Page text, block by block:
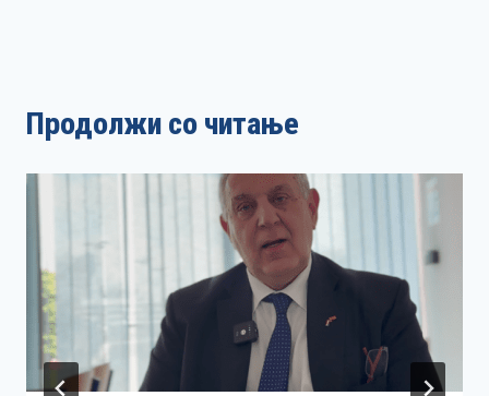
Продолжи со читање